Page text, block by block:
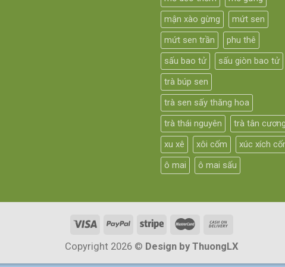
mận xào gừng
mứt sen
mứt sen trần
phu thê
sấu bao tử
sấu giòn bao tử
trà búp sen
trà sen sấy thăng hoa
trà thái nguyên
trà tân
xu xê
xôi cốm
xúc xích
ô mai
ô mai sấu
Copyright 2026 © Design by ThuongLX